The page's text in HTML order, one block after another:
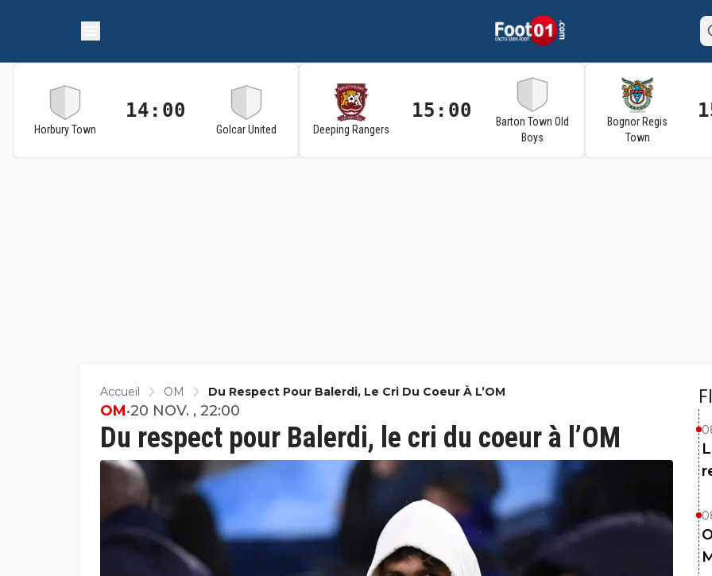
Horbury Town
14:00
Golcar United Deeping Rangers
15:00
Barton Town Old
Boys
Bognor Regis
Town
Accueil OM Du Respect Pour Balerdi, Le Cri Du Coeur À L’OM
Du respect pour Balerdi, le cri du coeur à l’OM
OM•20 NOV. , 22:00